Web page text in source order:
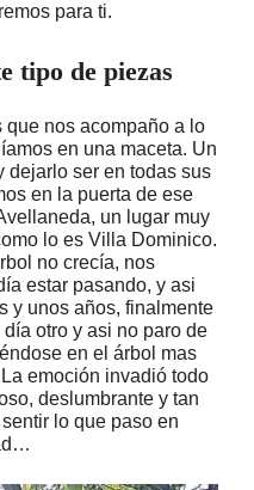
para ti.
tipo de piezas
nos acompaño a lo
en una maceta. Un
dejarlo ser en todas sus
en la puerta de ese
un lugar muy
lo es Villa Dominico.
no crecía, nos
estar pasando, y asi
y unos años, finalmente
otro y asi no paro de
en el árbol mas
emoción invadió todo
deslumbrante y tan
lo que paso en